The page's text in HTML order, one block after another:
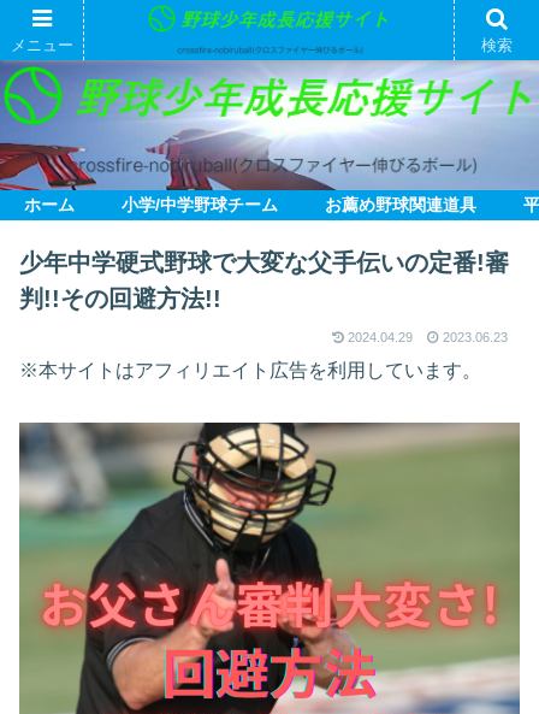
ホーム 小学/中学野球チーム お薦め野球関連道具
少年中学硬式野球で大変な父手伝いの定番!審
判!!その回避方法!!
2024.04.29 2023.06.23
※本サイトはアフィリエイト広告を利用しています。
メニュー 検索